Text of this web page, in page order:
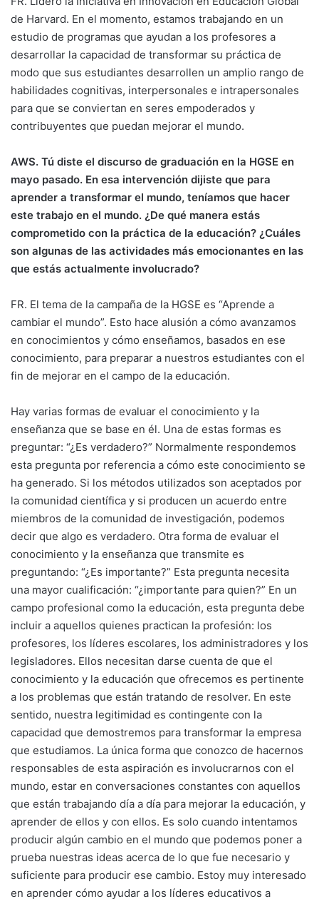
de Harvard. En el momento, estamos trabajando en un
estudio de programas que ayudan a los profesores a
desarrollar la capacidad de transformar su práctica de
modo que sus estudiantes desarrollen un amplio rango de
habilidades cognitivas, interpersonales e intrapersonales
para que se conviertan en seres empoderados y
contribuyentes que puedan mejorar el mundo.
AWS. Tú diste el discurso de graduación en la HGSE en
mayo pasado. En esa intervención dijiste que para
aprender a transformar el mundo, teníamos que hacer
este trabajo en el mundo. ¿De qué manera estás
comprometido con la práctica de la educación? ¿Cuáles
son algunas de las actividades más emocionantes en las
que estás actualmente involucrado?
FR. El tema de la campaña de la HGSE es “Aprende a
cambiar el mundo”. Esto hace alusión a cómo avanzamos
en conocimientos y cómo enseñamos, basados en ese
conocimiento, para preparar a nuestros estudiantes con el
fin de mejorar en el campo de la educación.
Hay varias formas de evaluar el conocimiento y la
enseñanza que se base en él. Una de estas formas es
preguntar: “¿Es verdadero?” Normalmente respondemos
esta pregunta por referencia a cómo este conocimiento se
ha generado. Si los métodos utilizados son aceptados por
la comunidad científica y si producen un acuerdo entre
miembros de la comunidad de investigación, podemos
decir que algo es verdadero. Otra forma de evaluar el
conocimiento y la enseñanza que transmite es
preguntando: “¿Es importante?” Esta pregunta necesita
una mayor cualificación: “¿importante para quien?” En un
campo profesional como la educación, esta pregunta debe
incluir a aquellos quienes practican la profesión: los
profesores, los líderes escolares, los administradores y los
legisladores. Ellos necesitan darse cuenta de que el
conocimiento y la educación que ofrecemos es pertinente
a los problemas que están tratando de resolver. En este
sentido, nuestra legitimidad es contingente con la
capacidad que demostremos para transformar la empresa
que estudiamos. La única forma que conozco de hacernos
responsables de esta aspiración es involucrarnos con el
mundo, estar en conversaciones constantes con aquellos
que están trabajando día a día para mejorar la educación, y
aprender de ellos y con ellos. Es solo cuando intentamos
producir algún cambio en el mundo que podemos poner a
prueba nuestras ideas acerca de lo que fue necesario y
suficiente para producir ese cambio. Estoy muy interesado
en aprender cómo ayudar a los líderes educativos a